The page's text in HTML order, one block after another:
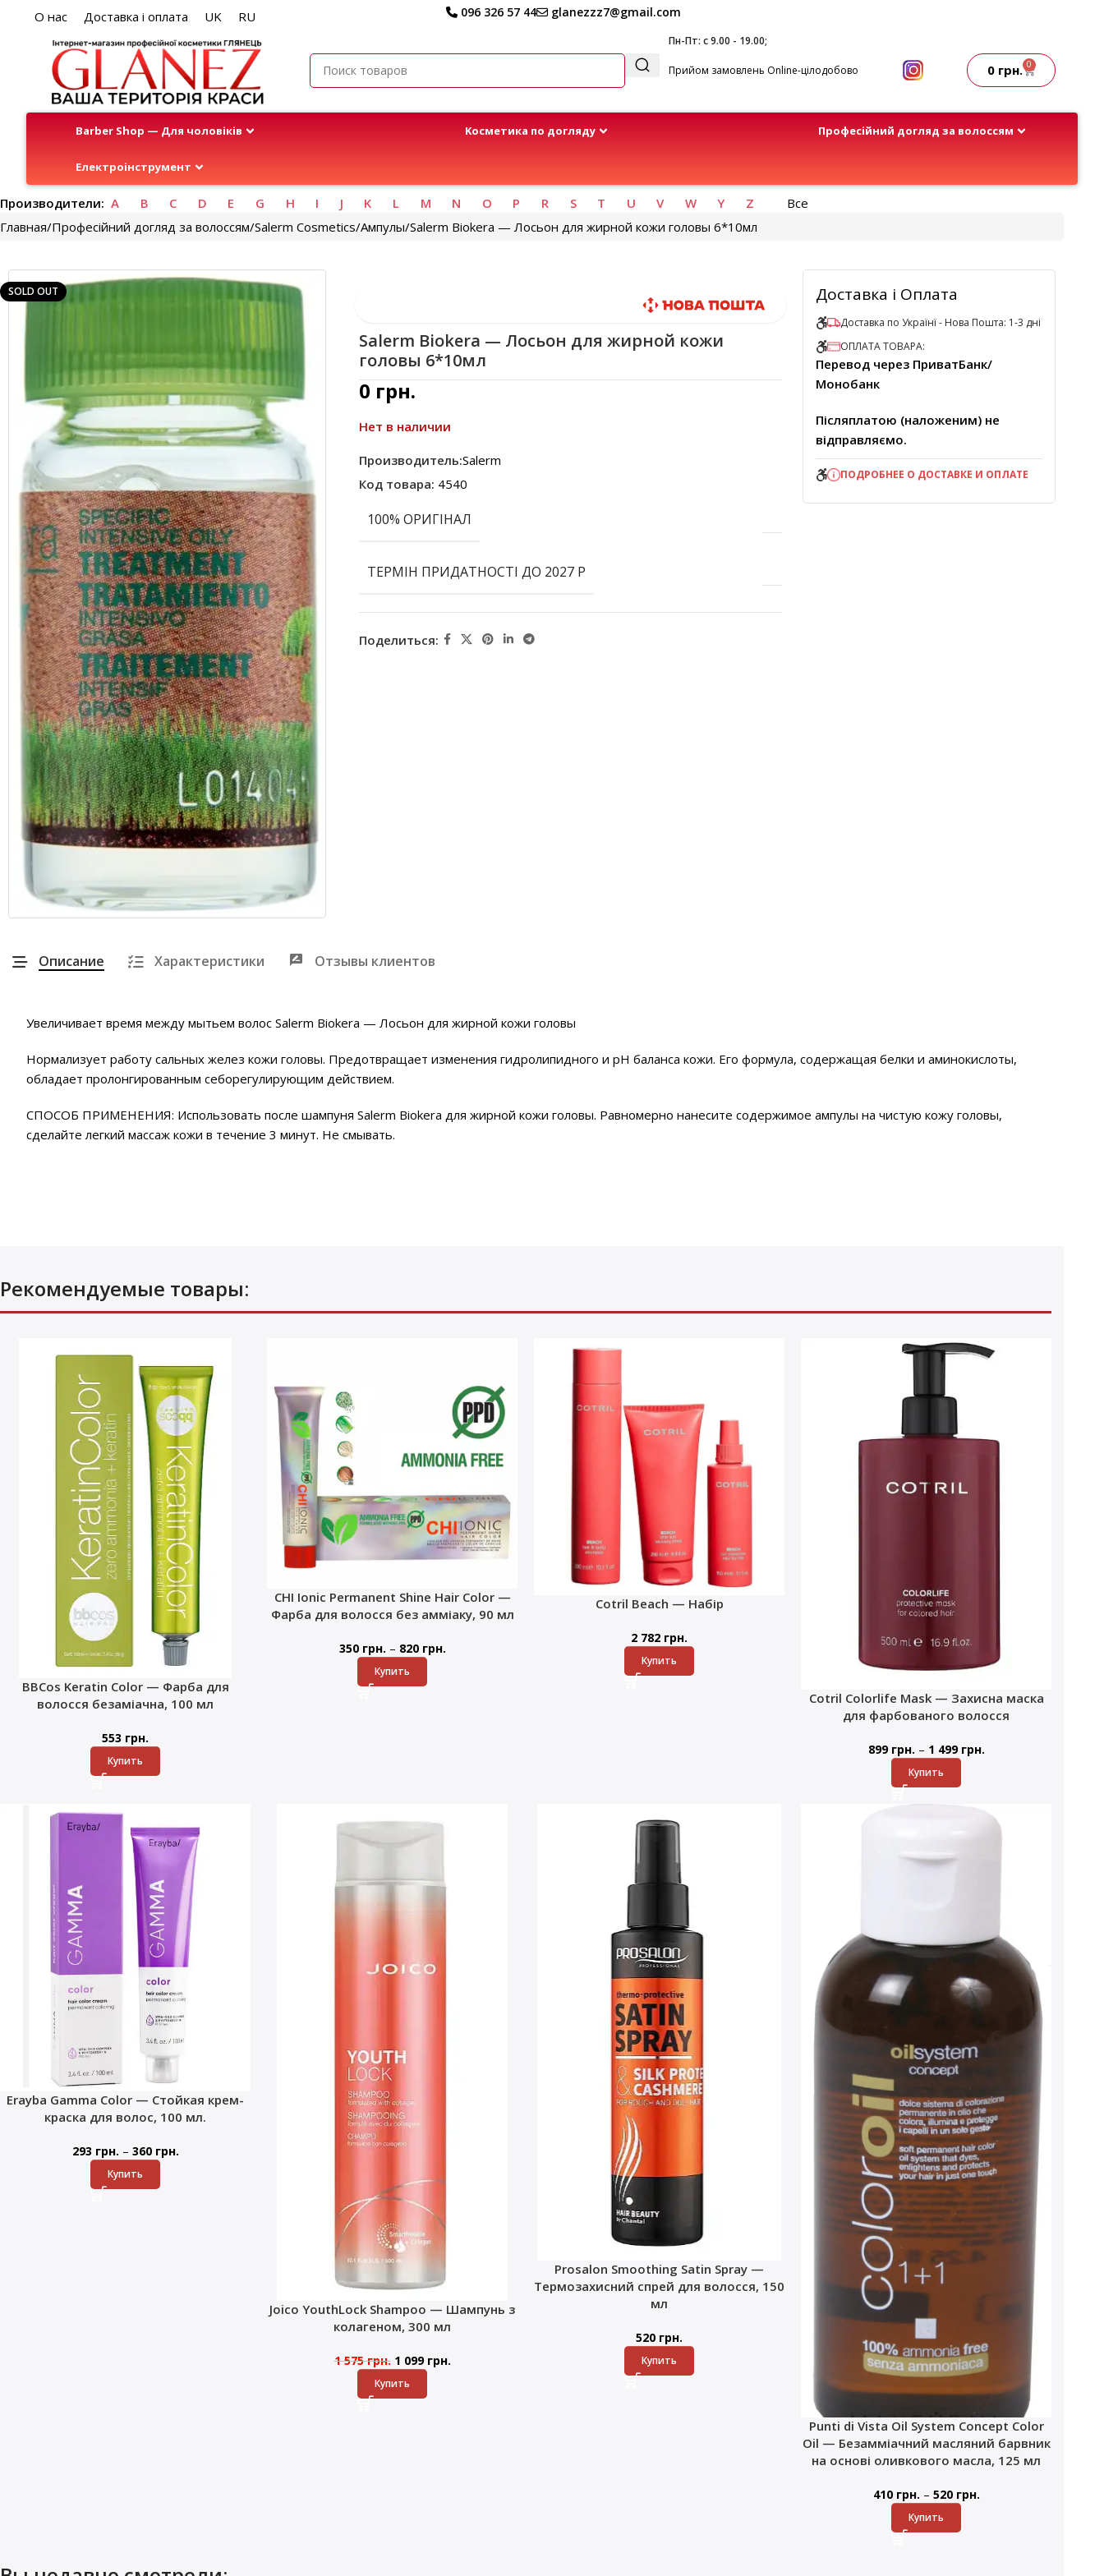
О нас Доставка і оплата UK RU 096 326 57 44 glanezzz7@gmail.com
Пн-Пт: с 9.00 - 19.00;
Прийом замовлень Online-цілодобово 0 грн. 0
Barber Shop — Для чоловіків Kосметика по догляду Професійний догляд за волоссям
Електроінструмент
Производители: A B C D E G H I J K L M N O P R S T U V W Y Z
Все
Главная Професійний догляд за волоссям Salerm Cosmetics Ампулы Salerm Biokera — Лосьон для жирной кожи головы 6*10мл
SOLD OUT
Salerm Biokera — Лосьон для жирной кожи
головы 6*10мл
0 грн.
Нет в наличии
Производитель:Salerm
Код товара: 4540
100% ОРИГІНАЛ
ТЕРМІН ПРИДАТНОСТІ ДО 2027 Р
Поделиться:
Доставка і Оплата
Доставка по Українї - Нова Пошта: 1-3 дні
ОПЛАТА ТОВАРА:
Перевод через ПриватБанк/
Монобанк
Післяплатою (наложеним) не
відправляємо.
ПОДРОБНЕЕ О ДОСТАВКЕ И ОПЛАТЕ
Описание Характеристики Отзывы клиентов
Увеличивает время между мытьем волос Salerm Biokera — Лосьон для жирной кожи головы
Нормализует работу сальных желез кожи головы. Предотвращает изменения гидролипидного и pH баланса кожи. Его формула, содержащая белки и аминокислоты,
обладает пролонгированным себорегулирующим действием.
СПОСОБ ПРИМЕНЕНИЯ: Использовать после шампуня Salerm Biokera для жирной кожи головы. Равномерно нанесите содержимое ампулы на чистую кожу головы,
сделайте легкий массаж кожи в течение 3 минут. Не смывать.
Рекомендуемые товары:
BBCos Keratin Color — Фарба для
волосся безаміачна, 100 мл
553 грн.
Купить
CHI Ionic Permanent Shine Hair Color —
Фарба для волосся без амміаку, 90 мл
350 грн. – 820 грн.
Купить
Cotril Beach — Набір
2 782 грн.
Купить
Cotril Colorlife Mask — Захисна маска
для фарбованого волосся
899 грн. – 1 499 грн.
Купить
Erayba Gamma Color — Стойкая крем-
краска для волос, 100 мл.
293 грн. – 360 грн.
Купить
Joico YouthLock Shampoo — Шампунь з
колагеном, 300 мл
1 575грн. 1 099 грн.
Купить
Prosalon Smoothing Satin Spray —
Термозахисний спрей для волосся, 150
мл
520 грн.
Купить
Punti di Vista Oil System Concept Color
Oil — Безамміачний масляний барвник
на основі оливкового масла, 125 мл
410 грн. – 520 грн.
Купить